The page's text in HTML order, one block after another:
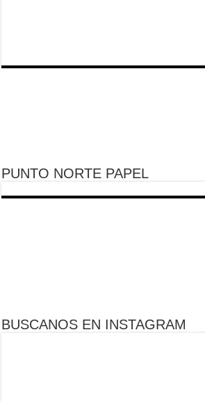
PUNTO NORTE PAPEL
BUSCANOS EN INSTAGRAM